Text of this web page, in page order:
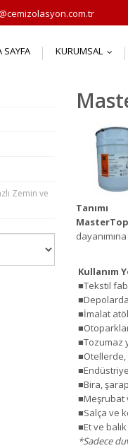
SAYFA KURUMSAL
Zemin ve
Tanımı
MasterTop
Kullanım
■Tekstil
■İmalat
■Tozumaz
■Otellerde,
■Bira,
■Meşrubat
■Salça ve
■Et ve
*Sadece